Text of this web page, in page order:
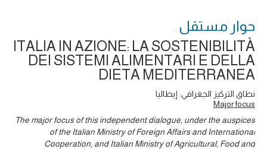
حوار ‎مستقل
ITALIA IN AZIONE: LA SOSTENIBILITÀ
DEI SISTEMI ALIMENTARI E DELLA
DIETA MEDITERRANEA
نطاق التركيز الجغرافي: إيطاليا
Major focus
The major focus of this independent dialogue, under the auspices
of the Italian Ministry of Foreign Affairs and International
Cooperation, and Italian Ministry of Agricultural, Food and